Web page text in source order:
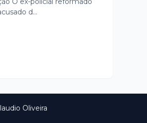
e Anderson
d…
Oliveira